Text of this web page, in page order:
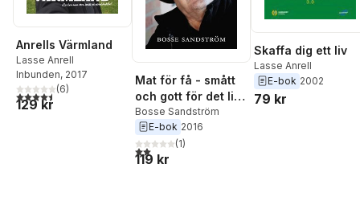
Anrells Värmland
Lasse Anrell
Inbunden, 2017
4,5utav 5 stjärnor. Totalt antal röster:
(6)
129 kr
Mat för få - smått
och gott för det lilla
köket
Bosse Sandström
E-bok 2016
2,0utav 5 stjärnor. Totalt antal röster:
(1)
119 kr
Skaffa dig ett liv
Lasse Anrell
E-bok 2002
79 kr